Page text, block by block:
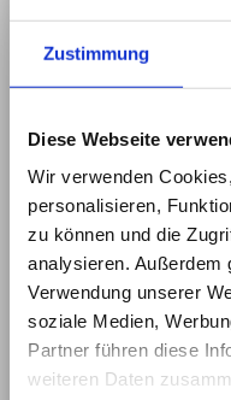
Zustimmung
Diese Webseite
Wir verwenden
personalisieren,
zu können und die
analysieren. Außerdem
Verwendung unserer
soziale Medien,
Partner führen diese
weiteren Daten